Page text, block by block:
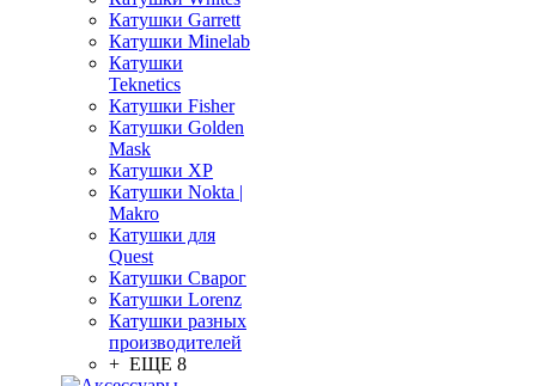
Катушки Garrett
Катушки Minelab
Катушки
Teknetics
Катушки Fisher
Катушки Golden
Mask
Катушки XP
Катушки Nokta |
Makro
Катушки для
Quest
Катушки Сварог
Катушки Lorenz
Катушки разных
производителей
+ ЕЩЕ 8